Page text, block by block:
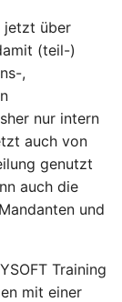
jetzt über
(teil-)
,
nur intern
auch von
genutzt
auch die
und
Training
mit einer